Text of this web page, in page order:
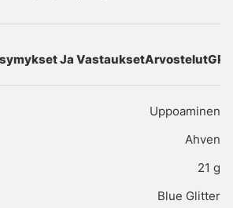
Ja VastauksetArvostelut
Uppoaminen
Ahven
21 g
Blue Glitter